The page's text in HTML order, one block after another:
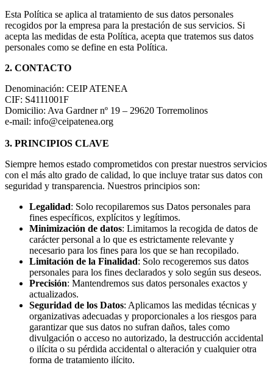
Esta Política se aplica al tratamiento de sus datos personales
recogidos por la empresa para la prestación de sus servicios. Si
acepta las medidas de esta Política, acepta que tratemos sus datos
personales como se define en esta Política.
2. CONTACTO
Denominación: CEIP ATENEA
CIF: S4111001F
Domicilio: Ava Gardner nº 19 – 29620 Torremolinos
e-mail: info@ceipatenea.org
3. PRINCIPIOS CLAVE
Siempre hemos estado comprometidos con prestar nuestros servicios
con el más alto grado de calidad, lo que incluye tratar sus datos con
seguridad y transparencia. Nuestros principios son:
Legalidad: Solo recopilaremos sus Datos personales para
fines específicos, explícitos y legítimos.
Minimización de datos: Limitamos la recogida de datos de
carácter personal a lo que es estrictamente relevante y
necesario para los fines para los que se han recopilado.
Limitación de la Finalidad: Solo recogeremos sus datos
personales para los fines declarados y solo según sus deseos.
Precisión: Mantendremos sus datos personales exactos y
actualizados.
Seguridad de los Datos: Aplicamos las medidas técnicas y
organizativas adecuadas y proporcionales a los riesgos para
garantizar que sus datos no sufran daños, tales como
divulgación o acceso no autorizado, la destrucción accidental
o ilícita o su pérdida accidental o alteración y cualquier otra
forma de tratamiento ilícito.